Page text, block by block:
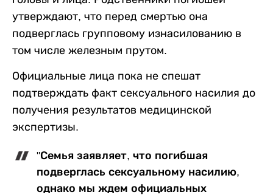
утверждают, что перед смертью она
подверглась групповому изнасилованию в
том числе железным прутом.
Официальные лица пока не спешат
подтверждать факт сексуального насилия до
получения результатов медицинской
экспертизы.
"Семья заявляет, что погибшая
подверглась сексуальному насилию,
однако мы ждем официальных